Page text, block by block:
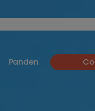
Panden